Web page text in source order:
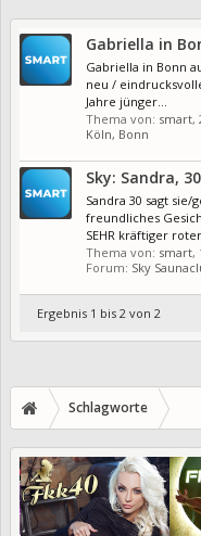
Gabriella in
Gabriella in Bonn
neu /
Jahre jünger...
Thema von: smart,
Köln, Bonn
Sky: Sandra,
Sandra 30 sagt sie/
freundliches
SEHR kräftiger
Thema von: smart,
Forum: Sky
Ergebnis 1 bis 2 von 2
Schlagworte